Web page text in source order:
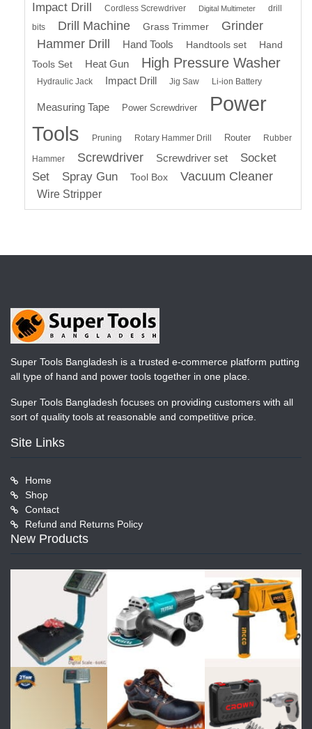
Impact Drill
Cordless Screwdriver Digital Multimeter
drill
bits
Drill Machine Grass Trimmer Grinder
Hammer Drill Hand Tools Handtools set
Hand
Tools Set
Heat Gun High Pressure Washer
Hydraulic Jack Impact Drill Jig Saw Li-ion Battery
Measuring Tape Power Screwdriver
Power
Tools
Pruning Rotary Hammer Drill Router Rubber
Hammer Screwdriver Screwdriver set
Socket
Set
Spray Gun Tool Box Vacuum Cleaner
Wire Stripper
Super Tools Bangladesh is a trusted e-commerce platform putting
all type of hand and power tools together in one place.
Super Tools Bangladesh focuses on providing customers with all
sort of quality tools at reasonable and competitive price.
Site Links
Home
Shop
Contact
Refund and Returns Policy
New Products